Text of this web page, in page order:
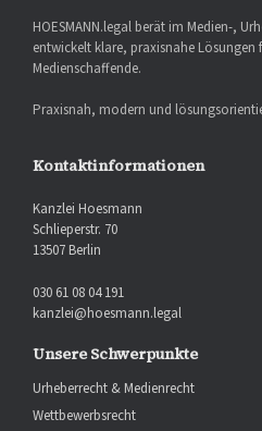
HOESMANN.legal berät im Medien-,
entwickelt klare, praxisnahe Lösungen
Medienschaffende.
Praxisnah, modern und
Kontaktinformationen
Kanzlei Hoesmann
Schlieperstr. 70
13507 Berlin
030 61 08 04 191
kanzlei@hoesmann.legal
Unsere Schwerpunkte
Urheberrecht & Medienrecht
Wettbewerbsrecht